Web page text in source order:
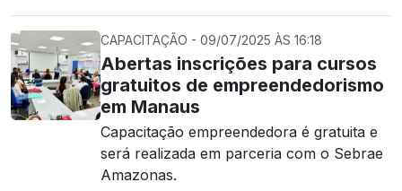
CAPACITAÇÃO - 09/07/2025 ÀS 16:18
Abertas inscrições para cursos
gratuitos de empreendedorismo
em Manaus
Capacitação empreendedora é gratuita e
será realizada em parceria com o Sebrae
Amazonas.